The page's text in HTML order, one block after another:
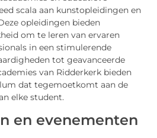
scala aan kunstopleidingen en
opleidingen bieden
om te leren van ervaren
in een stimulerende
tot geavanceerde
van Ridderkerk bieden
dat tegemoetkomt aan de
elke student.
en evenementen